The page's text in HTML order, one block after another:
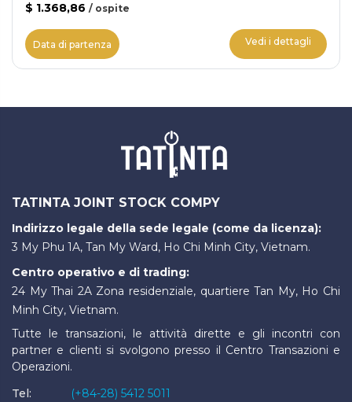
$ 1.368,86 / ospite
Data di partenza Vedi i dettagli
TATINTA JOINT STOCK COMPY
Indirizzo legale della sede legale (come da licenza):
3 My Phu 1A, Tan My Ward, Ho Chi Minh City, Vietnam.
Centro operativo e di trading:
24 My Thai 2A Zona residenziale, quartiere Tan My, Ho Chi
Minh City, Vietnam.
Tutte le transazioni, le attività dirette e gli incontri con
partner e clienti si svolgono presso il Centro Transazioni e
Operazioni.
Tel:
(+84-28) 5412 5011